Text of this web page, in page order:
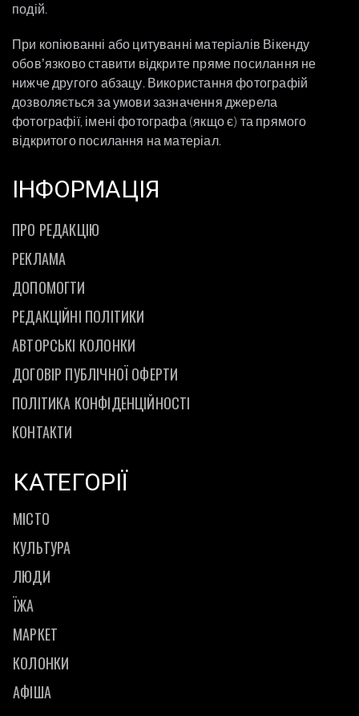
подій.
При копіюванні або цитуванні матеріалів Вікенду
обовʼязково ставити відкрите пряме посилання не
нижче другого абзацу. Використання фотографій
дозволяється за умови зазначення джерела
фотографії, імені фотографа (якщо є) та прямого
відкритого посилання на матеріал.
ІНФОРМАЦІЯ
ПРО РЕДАКЦІЮ
РЕКЛАМА
ДОПОМОГТИ
РЕДАКЦІЙНІ ПОЛІТИКИ
АВТОРСЬКІ КОЛОНКИ
ДОГОВІР ПУБЛІЧНОЇ ОФЕРТИ
ПОЛІТИКА КОНФІДЕНЦІЙНОСТІ
КОНТАКТИ
КАТЕГОРІЇ
МІСТО
КУЛЬТУРА
ЛЮДИ
ЇЖА
МАРКЕТ
КОЛОНКИ
АФІША